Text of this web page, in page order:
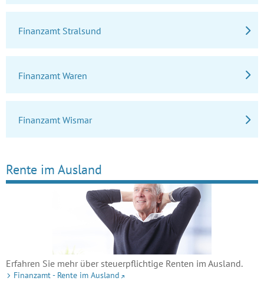
Finanzamt Stralsund
Finanzamt Waren
Finanzamt Wismar
Rente im Ausland
Erfahren Sie mehr über steuerpflichtige Renten im Ausland.
Finanzamt - Rente im Ausland